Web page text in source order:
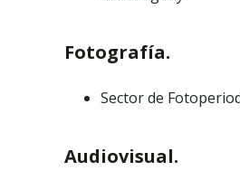
Fotografía.
Sector de
Audiovisual.